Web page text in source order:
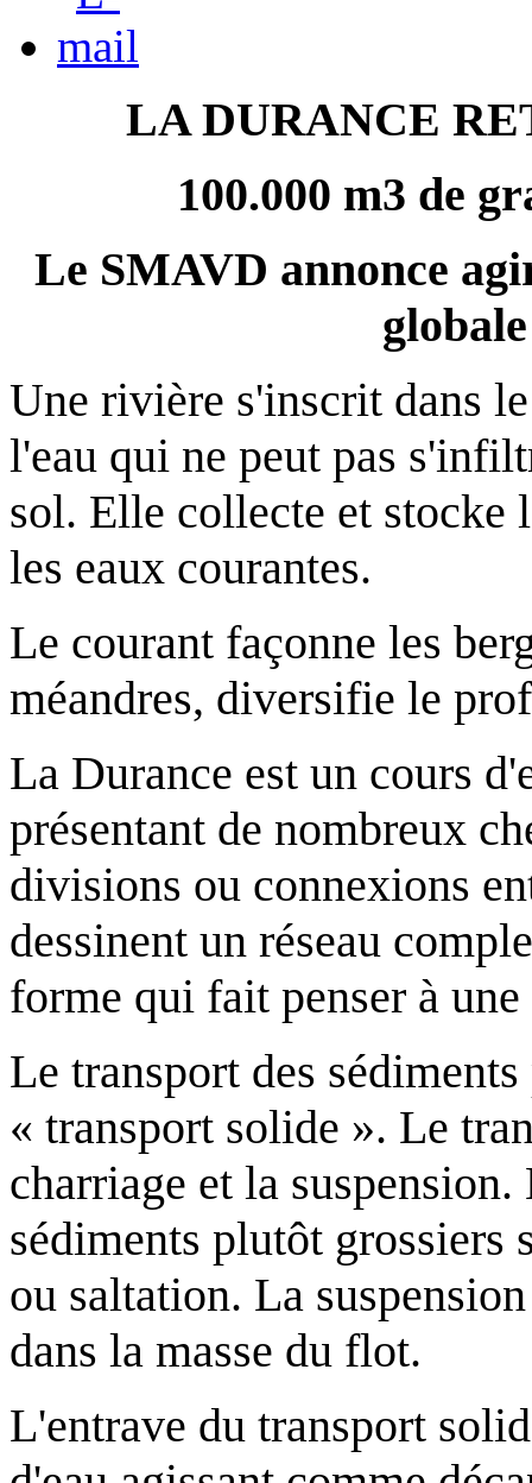
LA DURANCE
100.000 m3 de
Le SMAVD annonce
Une rivière s'inscrit dans
l'eau qui ne peut pas
sol. Elle collecte et stocke
les eaux courantes.
Le courant façonne les
méandres, diversifie le
La Durance est un cours
présentant de nombreux
divisions ou connexions
dessinent un réseau
forme qui fait penser à
Le transport des
« transport solide ». Le
charriage et la
sédiments plutôt
ou saltation. La
dans la masse du flot.
L'entrave du transport